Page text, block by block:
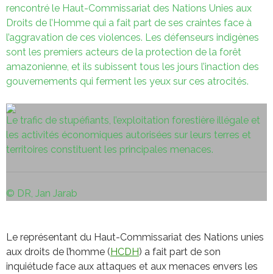
rencontré le Haut-Commissariat des Nations Unies aux
Droits de l’Homme qui a fait part de ses craintes face à
l’aggravation de ces violences. Les défenseurs indigènes
sont les premiers acteurs de la protection de la forêt
amazonienne, et ils subissent tous les jours l’inaction des
gouvernements qui ferment les yeux sur ces atrocités.
Le trafic de stupéfiants, l’exploitation forestière illégale et
les activités économiques autorisées sur leurs terres et
territoires constituent les principales menaces.
© DR, Jan Jarab
Le représentant du Haut-Commissariat des Nations unies
aux droits de l’homme (HCDH) a fait part de son
inquiétude face aux attaques et aux menaces envers les